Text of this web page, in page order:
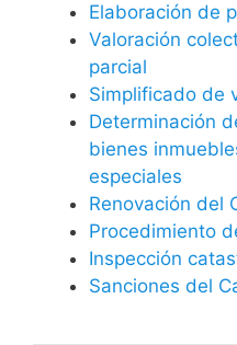
Elaboración de
Valoración
parcial
Simplificado de
Determinación
bienes
especiales
Renovación del
Procedimiento
Inspección
Sanciones del